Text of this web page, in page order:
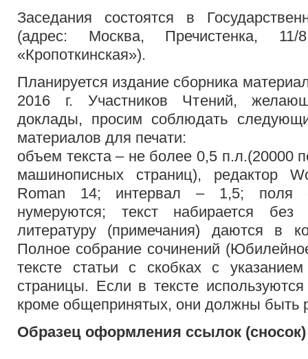
Заседания состоятся в
(адрес: Москва, Пречистенка,
«Кропоткинская»).
Планируется издание сборника
2016 г. Участников Чтений,
доклады, просим соблюдать
материалов для печати:
объем текста – не более 0,5 п.л.(20000
машинописных страниц), редактор
Roman 14; интервал – 1,5; поля
нумеруются; текст набирается
литературу (примечания) даются в
Полное собрание сочинений
тексте статьи с скобках с
страницы. Если в тексте
кроме общепринятых, они должны
Образец оформления ссылок (сносок)